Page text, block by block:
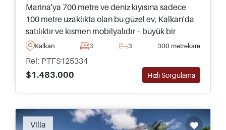
Marina'ya 700 metre ve deniz kıyısına sadece
100 metre uzaklıkta olan bu güzel ev, Kalkan'da
satılıktır ve kısmen mobilyalıdır – büyük bir
yüzme havuzu ve rahatlama için olgun bir bahçe
Kalkan 3 3 300 metrekare
Ref: PTFS125334
$1.483.000
Hızlı Sorgulama
Villa